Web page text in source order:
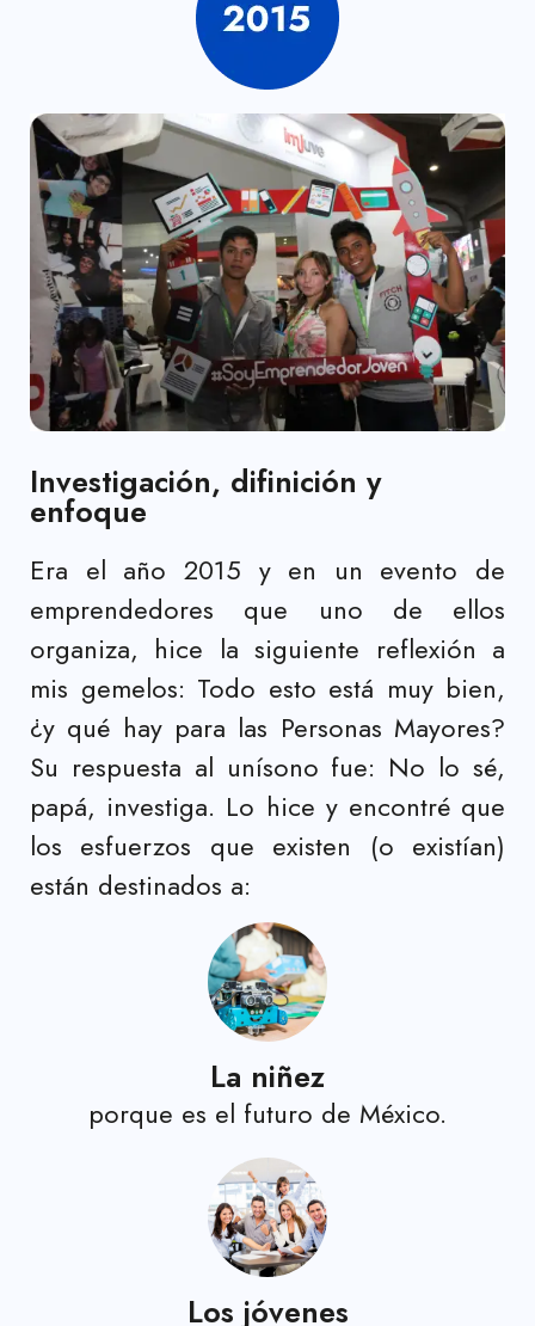
Investigación, difinición y
enfoque
Era el año 2015 y en un evento de
emprendedores que uno de ellos
organiza, hice la siguiente reflexión a
mis gemelos: Todo esto está muy bien,
¿y qué hay para las Personas Mayores?
Su respuesta al unísono fue: No lo sé,
papá, investiga. Lo hice y encontré que
los esfuerzos que existen (o existían)
están destinados a:
La niñez
porque es el futuro de México.
Los jóvenes